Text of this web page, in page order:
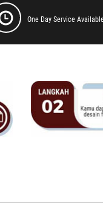
One Day Service